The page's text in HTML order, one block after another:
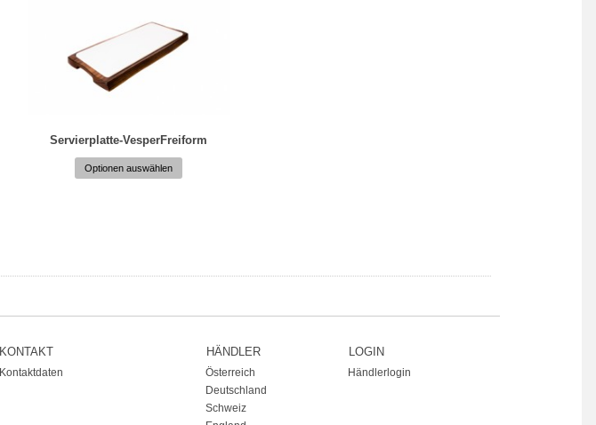
Servierplatte-VesperFreiform
Optionen auswählen
KONTAKT
Kontaktdaten
HÄNDLER
Österreich
Deutschland
Schweiz
LOGIN
Händlerlogin